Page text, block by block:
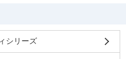
シリーズ